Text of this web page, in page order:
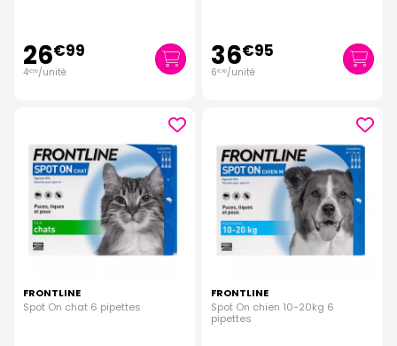
26€99
4€50/unité 36€95
6€ 16/unité
FRONTLINE
Spot On chat 6 pipettes
FRONTLINE
Spot On chien 10-20kg 6
pipettes